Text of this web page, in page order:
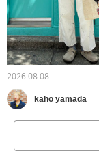
2026.08.08
kaho yamada